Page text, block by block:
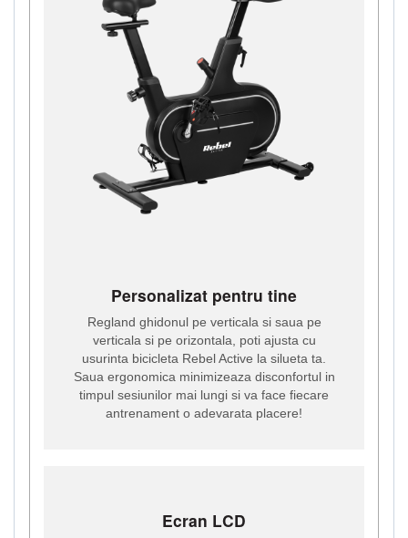
Personalizat pentru tine
Regland ghidonul pe verticala si saua pe
verticala si pe orizontala, poti ajusta cu
usurinta bicicleta Rebel Active la silueta ta.
Saua ergonomica minimizeaza disconfortul in
timpul sesiunilor mai lungi si va face fiecare
antrenament o adevarata placere!
Ecran LCD